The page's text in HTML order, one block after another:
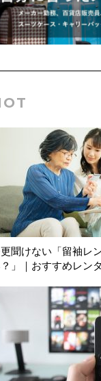
聞けない「留袖レ
」｜おすすめレン